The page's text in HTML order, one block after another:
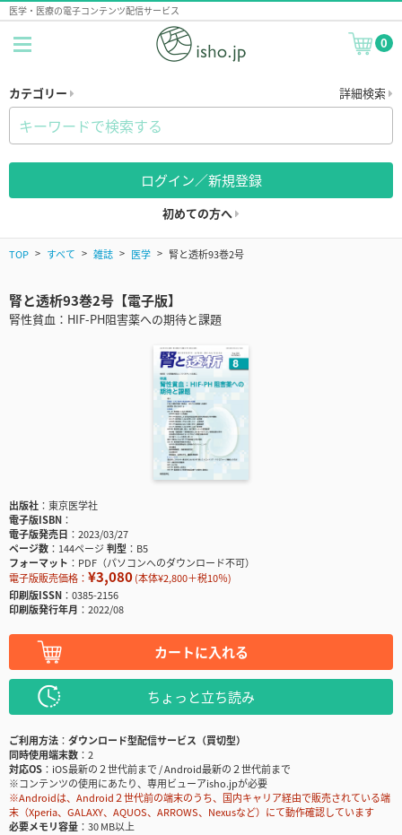
医学・医療の電子コンテンツ配信サービス
0
カテゴリー 詳細検索
ログイン／新規登録
初めての方へ
TOP すべて 雑誌 医学 腎と透析93巻2号
腎と透析93巻2号【電子版】
腎性貧血：HIF-PH阻害薬への期待と課題
出版社
東京医学社
電子版ISBN
電子版発売日
2023/03/27
ページ数
144ページ判型
B5
フォーマット
PDF（パソコンへのダウンロード不可）
電子版販売価格： ¥3,080(本体¥2,800＋税10％)
印刷版ISSN
0385-2156
印刷版発行年月
2022/08
カートに入れる
ちょっと立ち読み
ご利用方法
ダウンロード型配信サービス（買切型）
同時使用端末数
2
対応OS
iOS最新の２世代前まで / Android最新の２世代前まで
※コンテンツの使用にあたり、専用ビューアisho.jpが必要
※Androidは、Android２世代前の端末のうち、国内キャリア経由で販売されている端
末（Xperia、GALAXY、AQUOS、ARROWS、Nexusなど）にて動作確認しています
必要メモリ容量
30 MB以上